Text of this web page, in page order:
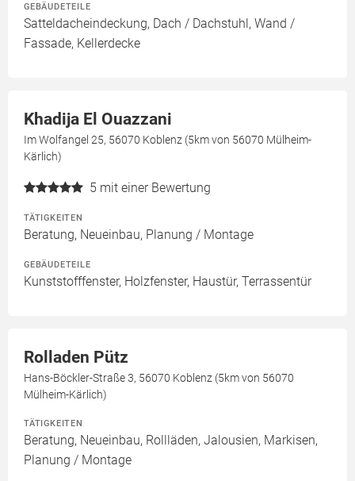
GEBÄUDETEILE
Satteldacheindeckung, Dach / Dachstuhl, Wand /
Fassade, Kellerdecke
Khadija El Ouazzani
Im Wolfangel 25, 56070 Koblenz (5km von 56070 Mülheim-
Kärlich)
5 mit einer Bewertung
TÄTIGKEITEN
Beratung, Neueinbau, Planung / Montage
GEBÄUDETEILE
Kunststofffenster, Holzfenster, Haustür, Terrassentür
Rolladen Pütz
Hans-Böckler-Straße 3, 56070 Koblenz (5km von 56070
Mülheim-Kärlich)
TÄTIGKEITEN
Beratung, Neueinbau, Rollläden, Jalousien, Markisen,
Planung / Montage